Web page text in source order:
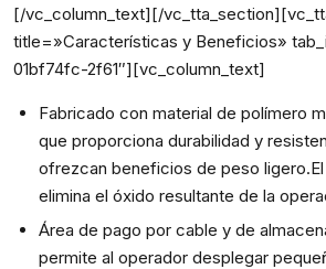
[/vc_column_text][/
title=»Características y Beneficios»
01bf74fc-2f61″][vc_column_text]
Fabricado con material de polímero
que proporciona durabilidad y
ofrezcan beneficios de peso
elimina el óxido resultante de la
Área de pago por cable y de
permite al operador desplegar